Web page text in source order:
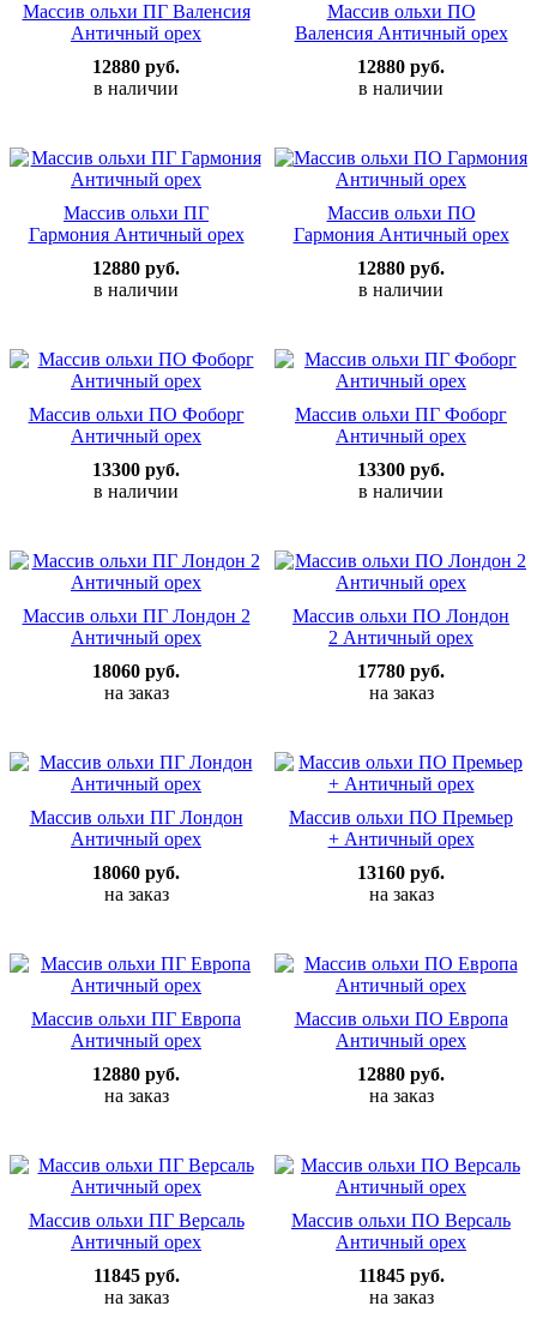
Массив ольхи ПГ Валенсия
Античный орех
12880 руб.
в наличии
Массив ольхи ПО
Валенсия Античный орех
12880 руб.
в наличии
Массив ольхи ПГ
Гармония Античный орех
12880 руб.
в наличии
Массив ольхи ПО
Гармония Античный орех
12880 руб.
в наличии
Массив ольхи ПО Фоборг
Античный орех
13300 руб.
в наличии
Массив ольхи ПГ Фоборг
Античный орех
13300 руб.
в наличии
Массив ольхи ПГ Лондон 2
Античный орех
18060 руб.
на заказ
Массив ольхи ПО Лондон
2 Античный орех
17780 руб.
на заказ
Массив ольхи ПГ Лондон
Античный орех
18060 руб.
на заказ
Массив ольхи ПО Премьер
+ Античный орех
13160 руб.
на заказ
Массив ольхи ПГ Европа
Античный орех
12880 руб.
на заказ
Массив ольхи ПО Европа
Античный орех
12880 руб.
на заказ
Массив ольхи ПГ Версаль
Античный орех
11845 руб.
на заказ
Массив ольхи ПО Версаль
Античный орех
11845 руб.
на заказ